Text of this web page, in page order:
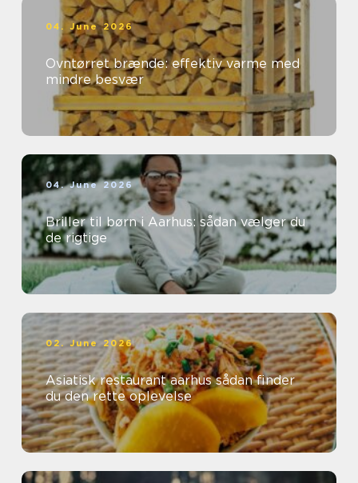
04. June 2026
Ovntørret brænde: effektiv varme med
mindre besvær
04. June 2026
Briller til børn i Aarhus: sådan vælger du
de rigtige
02. June 2026
Asiatisk restaurant aarhus sådan finder
du den rette oplevelse